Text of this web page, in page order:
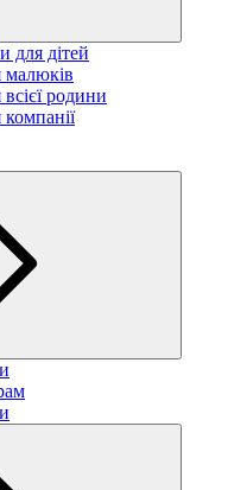
для дітей
малюків
всієї родини
компанії